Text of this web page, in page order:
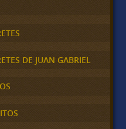
DE JUAN GABRIEL